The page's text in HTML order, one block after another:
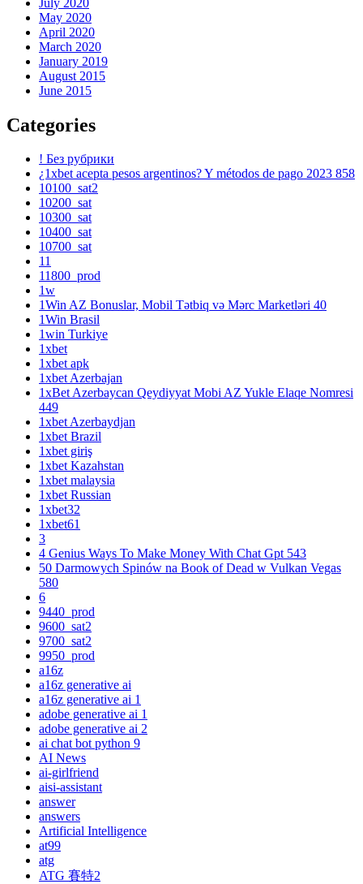
May 2020
April 2020
March 2020
January 2019
August 2015
June 2015
Categories
! Без рубрики
¿1xbet acepta pesos argentinos? Y métodos de pago 2023 858
10100_sat2
10200_sat
10300_sat
10400_sat
10700_sat
11
11800_prod
1w
1Win AZ Bonuslar, Mobil Tətbiq və Mərc Marketləri 40
1Win Brasil
1win Turkiye
1xbet
1xbet apk
1xbet Azerbajan
1xBet Azerbaycan Qeydiyyat Mobi AZ Yukle Elaqe Nomresi
449
1xbet Azerbaydjan
1xbet Brazil
1xbet giriş
1xbet Kazahstan
1xbet malaysia
1xbet Russian
1xbet32
1xbet61
3
4 Genius Ways To Make Money With Chat Gpt 543
50 Darmowych Spinów na Book of Dead w Vulkan Vegas
580
6
9440_prod
9600_sat2
9700_sat2
9950_prod
a16z
a16z generative ai
a16z generative ai 1
adobe generative ai 1
adobe generative ai 2
ai chat bot python 9
AI News
ai-girlfriend
aisi-assistant
answer
answers
Artificial Intelligence
at99
atg
ATG 賽特2